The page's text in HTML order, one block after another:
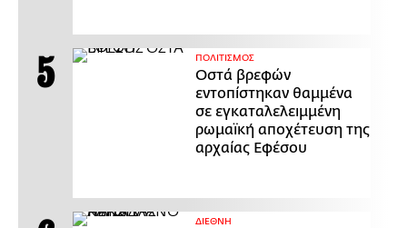
ΠΟΛΙΤΙΣΜΟΣ
Οστά βρεφών
εντοπίστηκαν θαμμένα
σε εγκαταλελειμμένη
ρωμαϊκή αποχέτευση της
αρχαίας Εφέσου
ΔΙΕΘΝΗ